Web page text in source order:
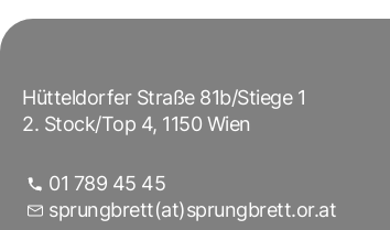
Hütteldorfer Straße 81b/Stiege 1
2. Stock/Top 4, 1150 Wien
01 789 45 45
sprungbrett(at)sprungbrett.or.at